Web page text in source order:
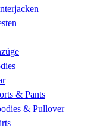
& Pants
& Pullover